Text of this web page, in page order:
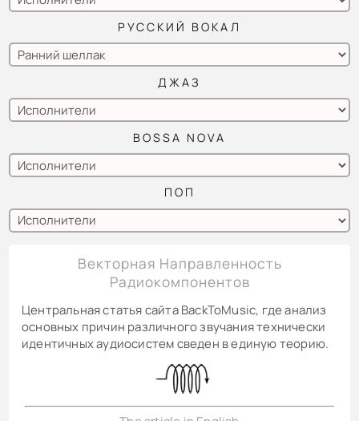
РУССКИЙ ВОКАЛ
ДЖАЗ
BOSSA NOVA
ПОП
Векторная Направленность
Радиокомпонентов
Центральная статья сайта BackToMusic, где анализ
основных причин различного звучания технически
идентичных аудиосистем сведен в единую теорию.